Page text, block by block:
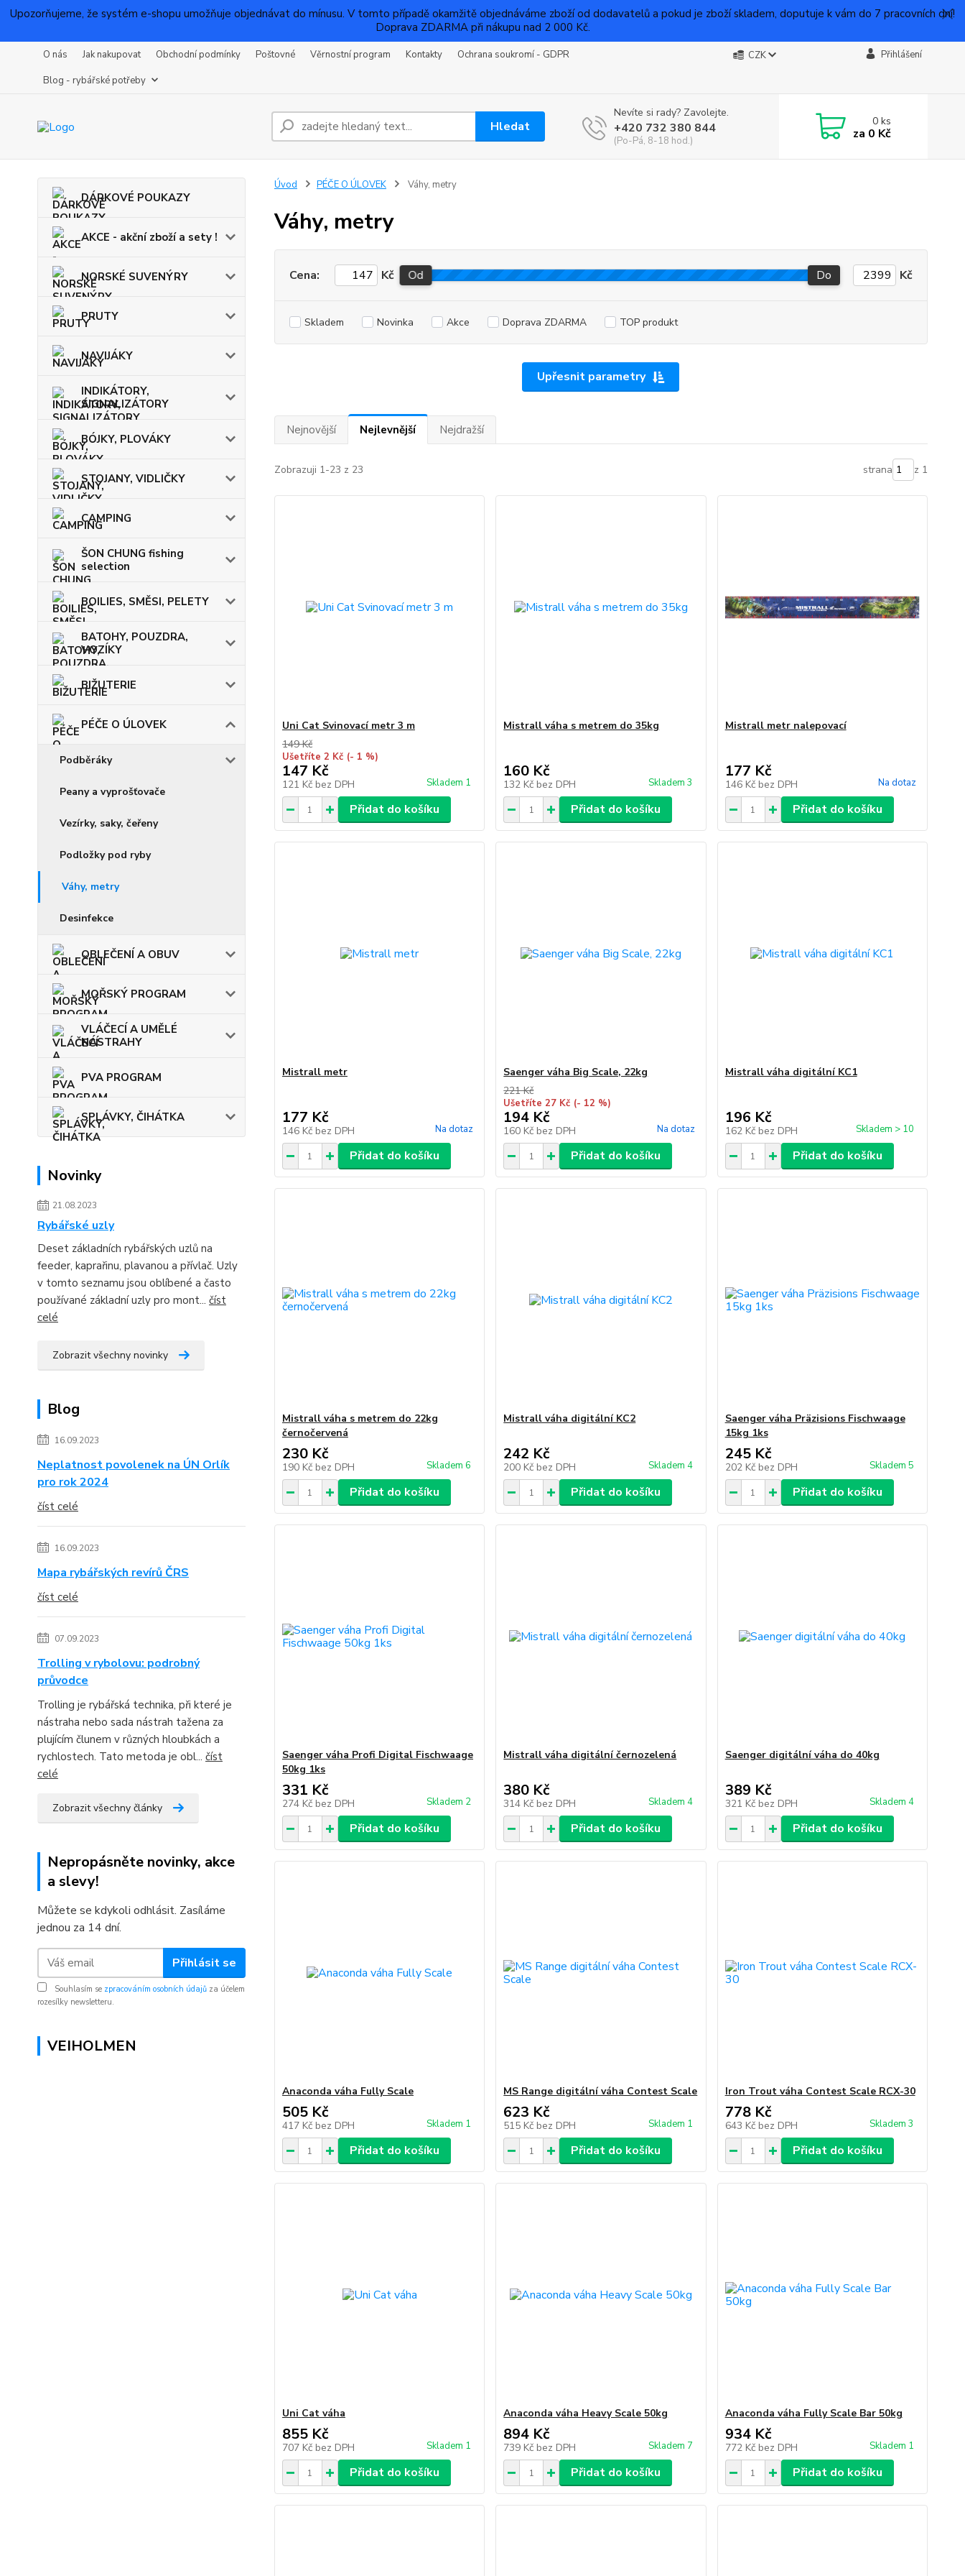
Upozorňujeme, že systém e-shopu umožňuje objednávat do mínusu. V tomto případě okamžitě objednáváme zboží od dodavatelů a pokud je zboží skladem, doputuje k vám do 7 pracovních dní!
Doprava ZDARMA při nákupu nad 2 000 Kč.
O nás Jak nakupovat Obchodní podmínky Poštovné Věrnostní program Kontakty
Ochrana soukromí - GDPR
Blog - rybářské potřeby
CZK Přihlášení
Hledat
Nevíte si rady? Zavolejte.
+420 732 380 844
(Po-Pá, 8-18 hod.)
0ks
za 0 Kč
DÁRKOVÉ POUKAZY
AKCE - akční zboží a sety !
NORSKÉ SUVENÝRY
PRUTY
NAVIJÁKY
INDIKÁTORY,
SIGNALIZÁTORY
BÓJKY, PLOVÁKY
STOJANY, VIDLIČKY
CAMPING
ŠON CHUNG fishing
selection
BOILIES, SMĚSI, PELETY
BATOHY, POUZDRA,
VOZÍKY
BIŽUTERIE
PÉČE O ÚLOVEK
Podběráky
Peany a vyprošťovače
Vezírky, saky, čeřeny
Podložky pod ryby
Váhy, metry
Desinfekce
OBLEČENÍ A OBUV
MOŘSKÝ PROGRAM
VLÁČECÍ A UMĚLÉ
NÁSTRAHY
PVA PROGRAM
SPLÁVKY, ČIHÁTKA
Novinky
21.08.2023
Rybářské uzly
Deset základních rybářských uzlů na
feeder, kaprařinu, plavanou a přívlač. Uzly
v tomto seznamu jsou oblíbené a často
používané základní uzly pro mont... číst
celé
Zobrazit všechny novinky
Blog
16.09.2023
Neplatnost povolenek na ÚN Orlík
pro rok 2024
číst celé
16.09.2023
Mapa rybářských revírů ČRS
číst celé
07.09.2023
Trolling v rybolovu: podrobný
průvodce
Trolling je rybářská technika, při které je
nástraha nebo sada nástrah tažena za
plujícím člunem v různých hloubkách a
rychlostech. Tato metoda je obl... číst
celé
Zobrazit všechny články
Nepropásněte novinky, akce
a slevy!
Můžete se kdykoli odhlásit. Zasíláme
jednou za 14 dní.
Přihlásit se
Souhlasím se zpracováním osobních údajů za účelem
rozesílky newsletteru.
VEIHOLMEN
Úvod PÉČE O ÚLOVEK Váhy, metry
Váhy, metry
Upřesnit parametry
Cena: Kč Od Do Kč
Skladem Novinka Akce Doprava ZDARMA TOP produkt
Nejnovější Nejlevnější Nejdražší
Zobrazuji 1-23 z 23 strana z 1
Uni Cat Svinovací metr 3 m
149 Kč
Ušetříte 2 Kč (- 1 %)
147 Kč
121 Kč bez DPH Skladem 1
Přidat do košíku
Mistrall váha s metrem do 35kg
160 Kč
132 Kč bez DPH Skladem 3
Přidat do košíku
Mistrall metr nalepovací
177 Kč
146 Kč bez DPH Na dotaz
Přidat do košíku
Mistrall metr
177 Kč
146 Kč bez DPH Na dotaz
Přidat do košíku
Saenger váha Big Scale, 22kg
221 Kč
Ušetříte 27 Kč (- 12 %)
194 Kč
160 Kč bez DPH Na dotaz
Přidat do košíku
Mistrall váha digitální KC1
196 Kč
162 Kč bez DPH Skladem > 10
Přidat do košíku
Mistrall váha s metrem do 22kg
černočervená
230 Kč
190 Kč bez DPH Skladem 6
Přidat do košíku
Mistrall váha digitální KC2
242 Kč
200 Kč bez DPH Skladem 4
Přidat do košíku
Saenger váha Präzisions Fischwaage
15kg 1ks
245 Kč
202 Kč bez DPH Skladem 5
Přidat do košíku
Saenger váha Profi Digital Fischwaage
50kg 1ks
331 Kč
274 Kč bez DPH Skladem 2
Přidat do košíku
Mistrall váha digitální černozelená
380 Kč
314 Kč bez DPH Skladem 4
Přidat do košíku
Saenger digitální váha do 40kg
389 Kč
321 Kč bez DPH Skladem 4
Přidat do košíku
Anaconda váha Fully Scale
505 Kč
417 Kč bez DPH Skladem 1
Přidat do košíku
MS Range digitální váha Contest Scale
623 Kč
515 Kč bez DPH Skladem 1
Přidat do košíku
Iron Trout váha Contest Scale RCX-30
778 Kč
643 Kč bez DPH Skladem 3
Přidat do košíku
Uni Cat váha
855 Kč
707 Kč bez DPH Skladem 1
Přidat do košíku
Anaconda váha Heavy Scale 50kg
894 Kč
739 Kč bez DPH Skladem 7
Přidat do košíku
Anaconda váha Fully Scale Bar 50kg
934 Kč
772 Kč bez DPH Skladem 1
Přidat do košíku